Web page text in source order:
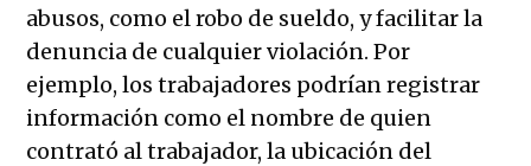
abusos, como el robo de sueldo, y facilitar la
denuncia de cualquier violación. Por
ejemplo, los trabajadores podrían registrar
información como el nombre de quien
contrató al trabajador, la ubicación del